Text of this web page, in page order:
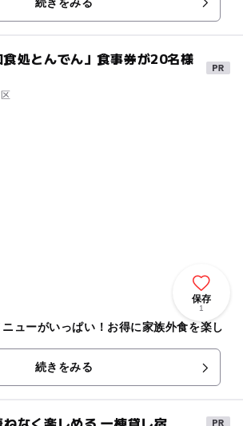
処とんでん」食事券が20名様
保存
1
ューがいっぱい！お得に家族外食を楽し
続きをみる